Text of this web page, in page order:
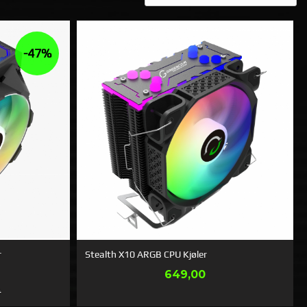
Rabatt
-47%
Stealth X10 ARGB CPU Kjøler
Pris
649,00